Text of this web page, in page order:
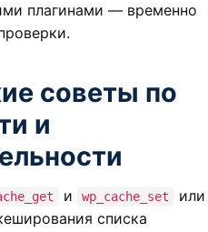
плагинами — временно
советы по
и
и wp_cache_set
или
списка